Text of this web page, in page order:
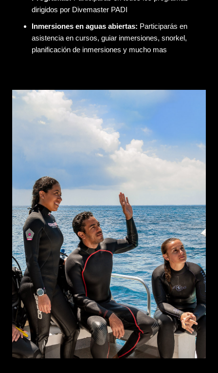
dirigidos por Divemaster PADI
Inmersiones en aguas abiertas: Participarás en
asistencia en cursos, guiar inmersiones, snorkel,
planificación de inmersiones y mucho mas